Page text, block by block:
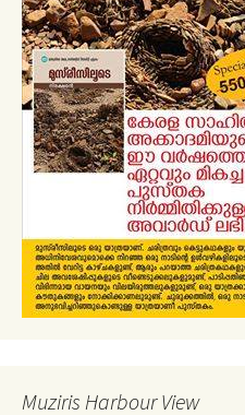
Muziris Harbour View